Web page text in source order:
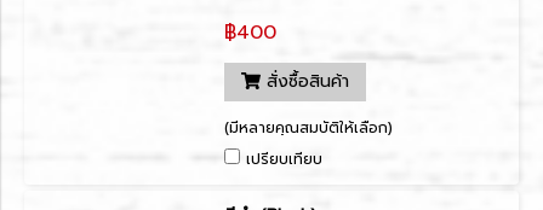
฿400
สั่งซื้อสินค้า
(มีหลายคุณสมบัติให้เลือก)
เปรียบเทียบ